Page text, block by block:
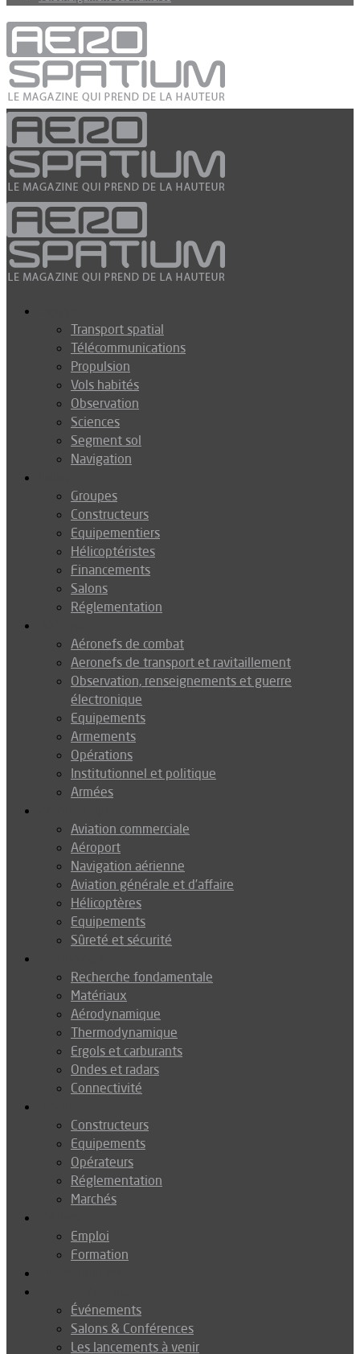
Transport spatial
Télécommunications
Propulsion
Vols habités
Observation
Sciences
Segment sol
Navigation
Groupes
Constructeurs
Equipementiers
Hélicoptéristes
Financements
Salons
Réglementation
Aéronefs de combat
Aeronefs de transport et ravitaillement
Observation, renseignements et guerre
électronique
Equipements
Armements
Opérations
Institutionnel et politique
Armées
Aviation commerciale
Aéroport
Navigation aérienne
Aviation générale et d’affaire
Hélicoptères
Equipements
Sûreté et sécurité
Recherche fondamentale
Matériaux
Aérodynamique
Thermodynamique
Ergols et carburants
Ondes et radars
Connectivité
Constructeurs
Equipements
Opérateurs
Réglementation
Marchés
Emploi
Formation
Événements
Salons & Conférences
Les lancements à venir